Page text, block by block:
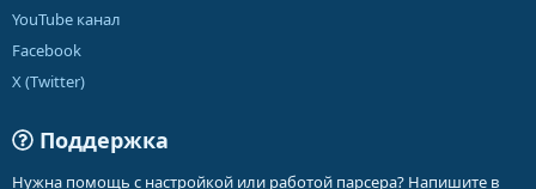
YouTube канал
Facebook
X (Twitter)
Поддержка
Нужна помощь с настройкой или работой парсера? Напишите в